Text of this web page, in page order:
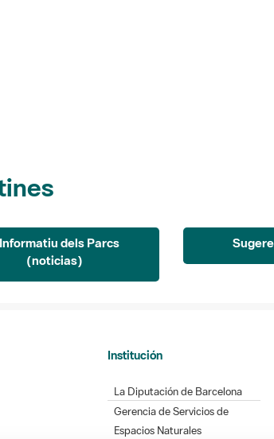
dels Parcs
(noticias)
Institución
La Diputación de Barcelona
Gerencia de Servicios de
Espacios Naturales